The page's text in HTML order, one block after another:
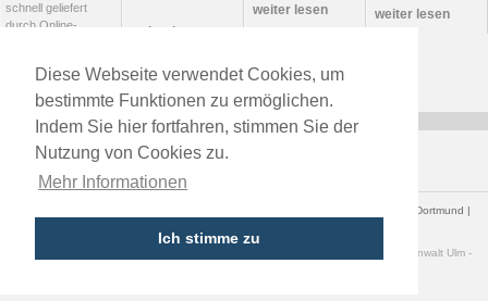
Diese Webseite verwendet Cookies, um
bestimmte Funktionen zu ermöglichen.
Indem Sie hier fortfahren, stimmen Sie der
Nutzung von Cookies zu.
Mehr Informationen
Ich stimme zu
schnell geliefert
durch Online-
weiter lesen
weiter lesen
weiter lesen weiter lesen
Datenschutz Widerrufsrecht
Versand von Gerüstplane nach Berlin | Hamburg | München | Köln | Frankfurt | Dortmund |
Anwalt Ulm -